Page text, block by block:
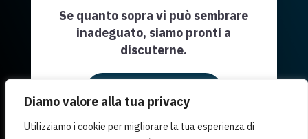
Diamo valore alla tua privacy
Utilizziamo i cookie per migliorare la tua esperienza di
Se quanto sopra vi può sembrare
inadeguato, siamo pronti a
discuterne.